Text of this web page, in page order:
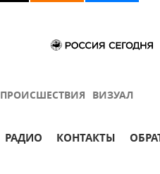
ПРОИСШЕСТВИЯ ВИЗУАЛ
РАДИО КОНТАКТЫ